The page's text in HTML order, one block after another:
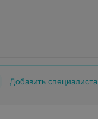
Добавить специалиста